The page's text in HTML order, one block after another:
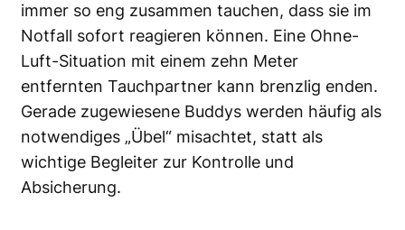
immer so eng zusammen tauchen, dass sie im
Notfall sofort reagieren können. Eine Ohne-
Luft-Situation mit einem zehn Meter
entfernten Tauchpartner kann brenzlig enden.
Gerade zugewiesene Buddys werden häufig als
notwendiges „Übel“ misachtet, statt als
wichtige Begleiter zur Kontrolle und
Absicherung.